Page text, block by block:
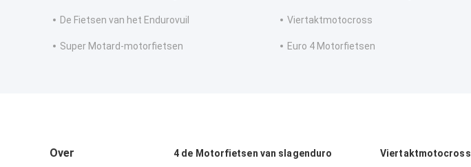
De Fietsen van het Endurovuil Viertaktmotocross
Super Motard-motorfietsen Euro 4 Motorfietsen
Over 4 de Motorfietsen van slagenduro Viertaktmotocross